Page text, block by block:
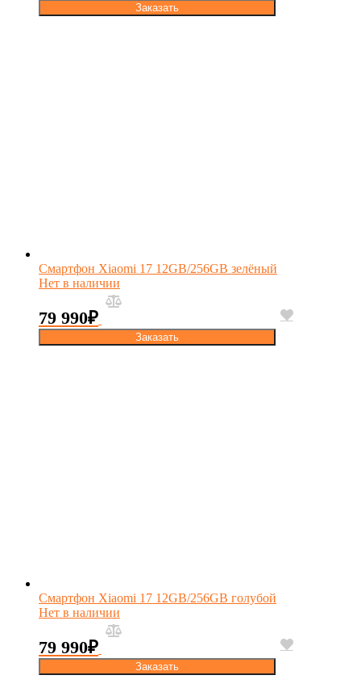
Заказать
Смартфон Xiaomi 17 12GB/256GB зелёный
Нет в наличии
79 990₽
Заказать
Смартфон Xiaomi 17 12GB/256GB голубой
Нет в наличии
79 990₽
Заказать